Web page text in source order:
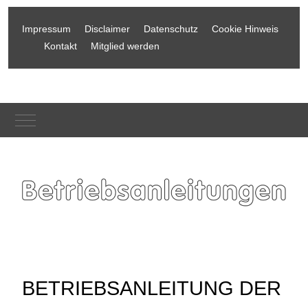
Impressum Disclaimer Datenschutz
Cookie Hinweis
Kontakt
Mitglied werden
Mobile Menu Toggle
BETRIEBSANLEITUNG DER